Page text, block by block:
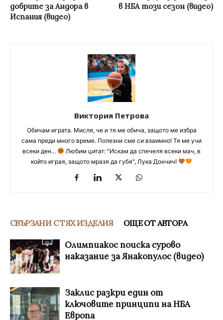
добрите за Андора в
Испания (видео)
в НБА този сезон (видео)
Виктория Петрова
Обичам играта. Мисля, че и тя ме обича, защото ме избра
сама преди много време. Полезни сме си взаимно! Тя ме учи
всеки ден...
Любим цитат: "Искам да спечеля всеки мач, в
който играя, защото мразя да губя", Лука Дончич!
СВЪРЗАНИ С ТЯХ ИЗДЕЛИЯ ОЩЕ ОТ АВТОРА
Олимпиакос поиска сурово
наказание за Янакопулос (видео)
Заклис разкри един от
ключовите принципи на НБА
Европа